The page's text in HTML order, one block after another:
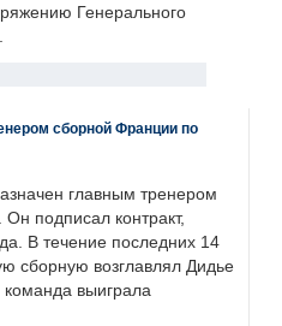
Генерального
сборной Франции по
главным тренером
подписал контракт,
В течение последних 14
сборную возглавлял Дидье
выиграла